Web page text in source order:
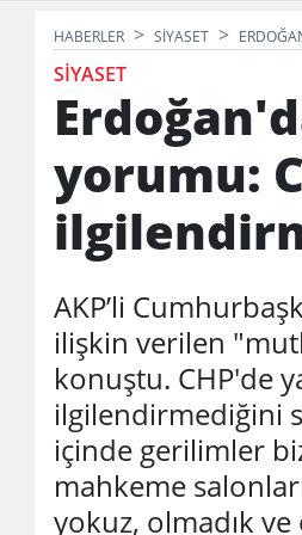
HABERLER SIYASET
SIYASET
yorumu:
AKP’li
ilişkin verilen
konuştu. CHP'de
ilgilendirmediğini
içinde gerilimler
mahkeme
yokuz, olmadık ve